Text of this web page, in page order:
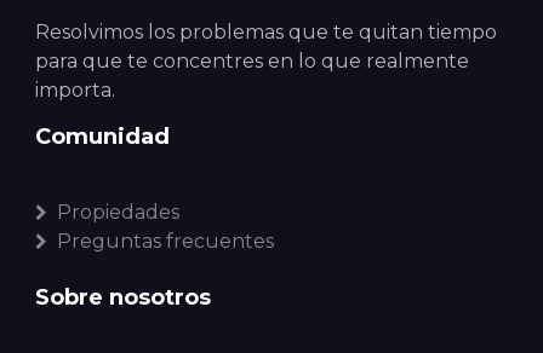
Resolvimos los problemas que te quitan tiempo
para que te concentres en lo que realmente
importa.
Comunidad
Propiedades
Preguntas frecuentes
Sobre nosotros